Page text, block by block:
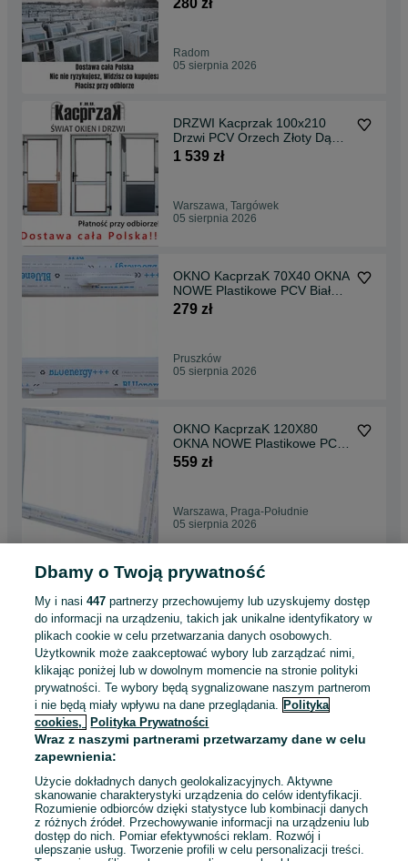
Radom
05 sierpnia 2026
DRZWI Kacprzak 100x210
Drzwi PCV Orzech Złoty Dąb
Antracyt - Lider OLX
1 539 zł
Warszawa, Targówek
05 sierpnia 2026
OKNO KacprzaK 70X40 OKNA
NOWE Plastikowe PCV Białe -
Lider Okna OLX
279 zł
Pruszków
05 sierpnia 2026
OKNO KacprzaK 120X80
OKNA NOWE Plastikowe PCV
Lider Okna OLX
559 zł
Warszawa, Praga-Południe
05 sierpnia 2026
OKNA Używane 162x169
OKNO KacprzaK Plastikowe
PCV Lider Okna OLX
450 zł
Ożarów Mazowiecki
05 sierpnia 2026
OKNO KacprzaK 40X40 OKNA
NOWE Plastikowe PCV Białe -
Ciechanów
05 sierpnia 2026
Dbamy o Twoją prywatność
My i nasi447 partnerzy przechowujemy lub uzyskujemy dostęp
do informacji na urządzeniu, takich jak unikalne identyfikatory w
plikach cookie w celu przetwarzania danych osobowych.
Użytkownik może zaakceptować wybory lub zarządzać nimi,
klikając poniżej lub w dowolnym momencie na stronie polityki
prywatności. Te wybory będą sygnalizowane naszym partnerom
i nie będą miały wpływu na dane przeglądania. Polityka
cookies,
Polityka Prywatności
Wraz z naszymi partnerami przetwarzamy dane w celu
zapewnienia:
Użycie dokładnych danych geolokalizacyjnych. Aktywne
skanowanie charakterystyki urządzenia do celów identyfikacji.
Rozumienie odbiorców dzięki statystyce lub kombinacji danych
z różnych źródeł. Przechowywanie informacji na urządzeniu lub
dostęp do nich. Pomiar efektywności reklam. Rozwój i
ulepszanie usług. Tworzenie profili w celu personalizacji treści.